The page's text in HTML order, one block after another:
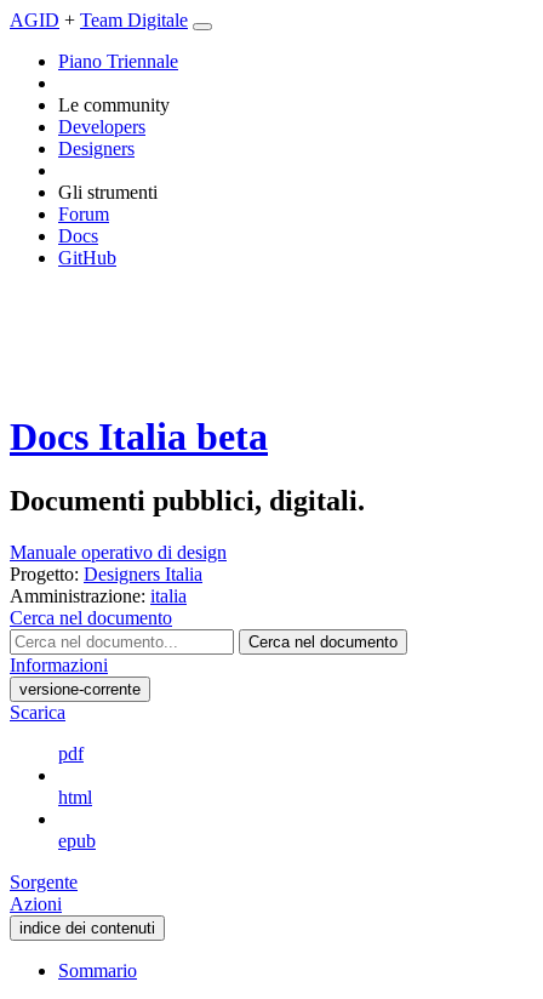
AGID + Team Digitale
Piano Triennale
Le community
Developers
Designers
Gli strumenti
Forum
Docs
GitHub
Docs Italia beta
Documenti pubblici, digitali.
Manuale operativo di design
Progetto: Designers Italia
Amministrazione: italia
Cerca nel documento
Cerca nel documento
Informazioni
versione-corrente
Scarica
pdf
html
epub
Sorgente
Azioni
indice dei contenuti
Sommario